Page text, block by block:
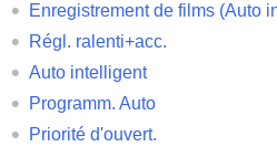
Enregistrement de films (Auto
Régl. ralenti+acc.
Auto intelligent
Programm. Auto
Priorité d'ouvert.